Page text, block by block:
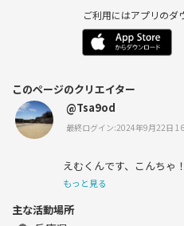
ご利用にはアプリのダ
このページのクリエイター
@Tsa9od
最終ログイン:2024年9月22日
えむくんです、こんちゃ！
今年28歳になり、兵庫県
もっと見る
主な活動場所